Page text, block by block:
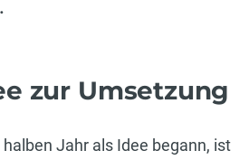
zur Umsetzung
Jahr als Idee begann, ist